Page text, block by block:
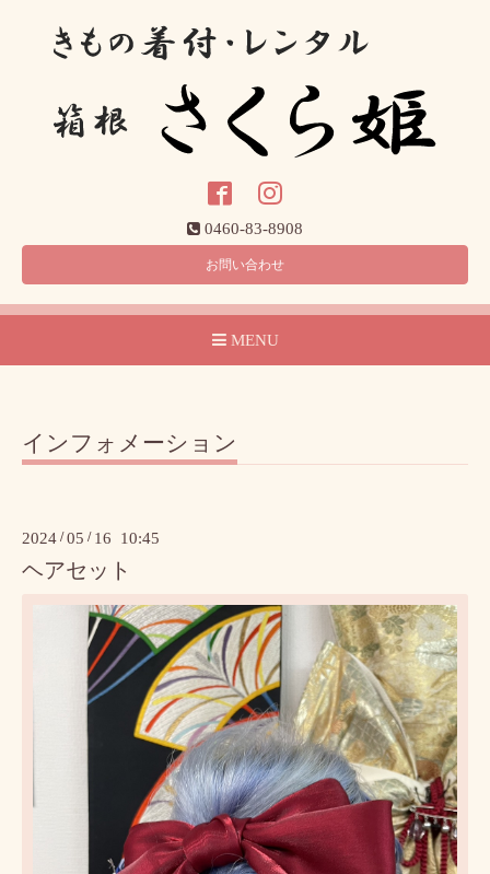
0460-83-8908
お問い合わせ
MENU
インフォメーション
2024 /05 / 16 10:45
ヘアセット